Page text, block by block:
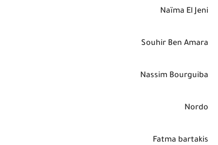
Naïma El Jeni
Souhir Ben Amara
Nassim Bourguiba
Nordo
Fatma bartakis